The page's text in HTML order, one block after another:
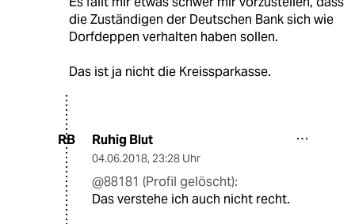
die Zuständigen der Deutschen Bank sich wie
Dorfdeppen verhalten haben sollen.
Das ist ja nicht die Kreissparkasse.
RB Ruhig Blut
04.06.2018, 23:28 Uhr
@88181 (Profil gelöscht):
Das verstehe ich auch nicht recht.